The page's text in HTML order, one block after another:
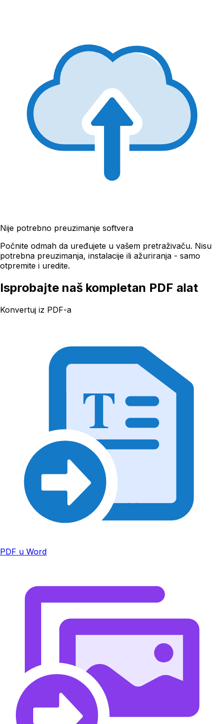
Nije potrebno preuzimanje softvera
Počnite odmah da uređujete u vašem pretraživaču. Nisu
potrebna preuzimanja, instalacije ili ažuriranja - samo
otpremite i uredite.
Isprobajte naš kompletan PDF alat
Konvertuj iz PDF-a
T
PDF u Word